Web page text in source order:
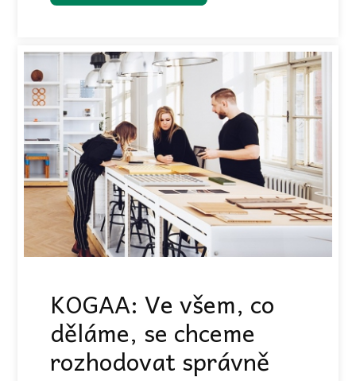
KOGAA: Ve všem, co
děláme, se chceme
rozhodovat správně